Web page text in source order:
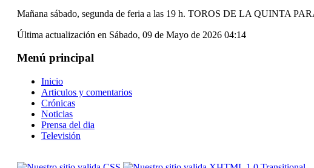
Mañana sábado, segunda de feria a las 19 h. TOROS DE LA QUINTA
Última actualización en Sábado, 09 de Mayo de 2026 04:14
Menú principal
Inicio
Articulos y comentarios
Crónicas
Noticias
Prensa del dia
Televisión